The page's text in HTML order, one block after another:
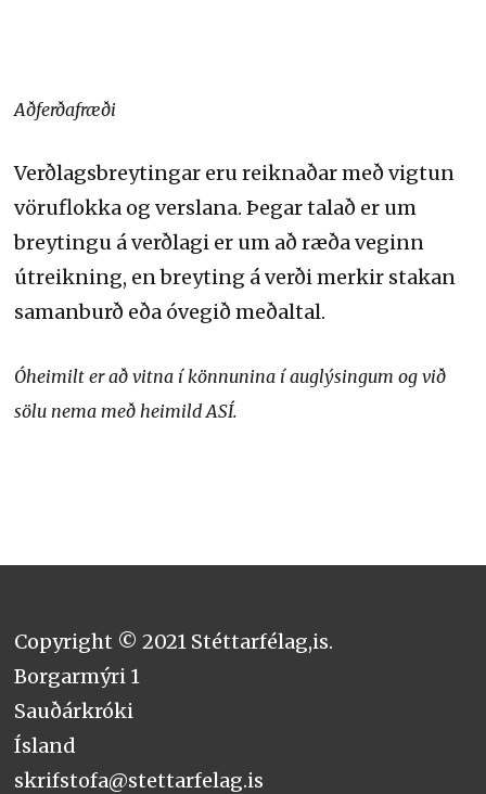
Aðferðafræði
Verðlagsbreytingar eru reiknaðar með vigtun
vöruflokka og verslana. Þegar talað er um
breytingu á verðlagi er um að ræða veginn
útreikning, en breyting á verði merkir stakan
samanburð eða óvegið meðaltal.
Óheimilt er að vitna í könnunina í auglýsingum og við
sölu nema með heimild ASÍ.
Copyright © 2021 Stéttarfélag,is.
Borgarmýri 1
Sauðárkróki
Ísland
skrifstofa@stettarfelag.is